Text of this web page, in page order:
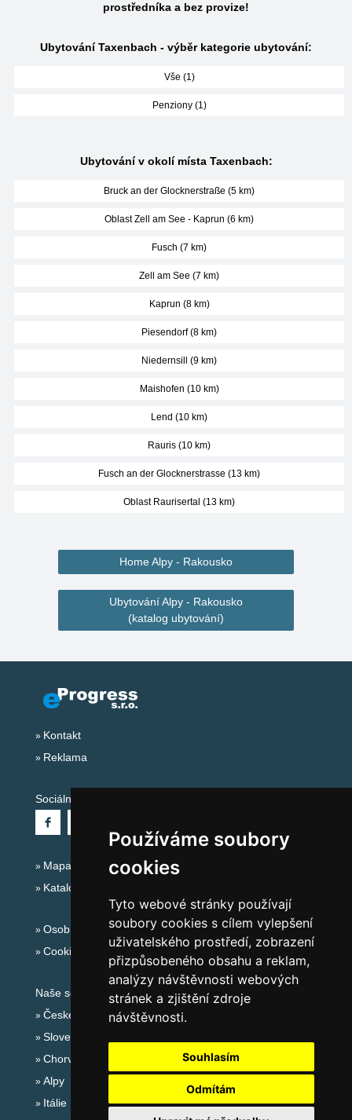
Používáme soubory
cookies
Tyto webové stránky používají
soubory cookies s cílem vylepšení
uživatelského prostředí, zobrazení
přizpůsobeného obsahu a reklam,
analýzy návštěvnosti webových
stránek a zjištění zdroje
návštěvnosti.
Souhlasím
Odmítám
prostředníka a bez provize!
Ubytování Taxenbach - výběr kategorie ubytování:
Vše (1)
Penziony (1)
Ubytování v okolí místa Taxenbach:
Bruck an der Glocknerstraße (5 km)
Oblast Zell am See - Kaprun (6 km)
Fusch (7 km)
Zell am See (7 km)
Kaprun (8 km)
Piesendorf (8 km)
Niedernsill (9 km)
Maishofen (10 km)
Lend (10 km)
Rauris (10 km)
Fusch an der Glocknerstrasse (13 km)
Oblast Raurisertal (13 km)
Home Alpy - Rakousko
Ubytování Alpy - Rakousko
(katalog ubytování)
Kontakt
Reklama
Sociální sítě:
Mapa serveru Alpy - Rakousko
Katalog ubytování
Osobní údaje
Cookies
Naše servery:
České hory
Slovenské hory
Chorvatsko
Alpy
Itálie